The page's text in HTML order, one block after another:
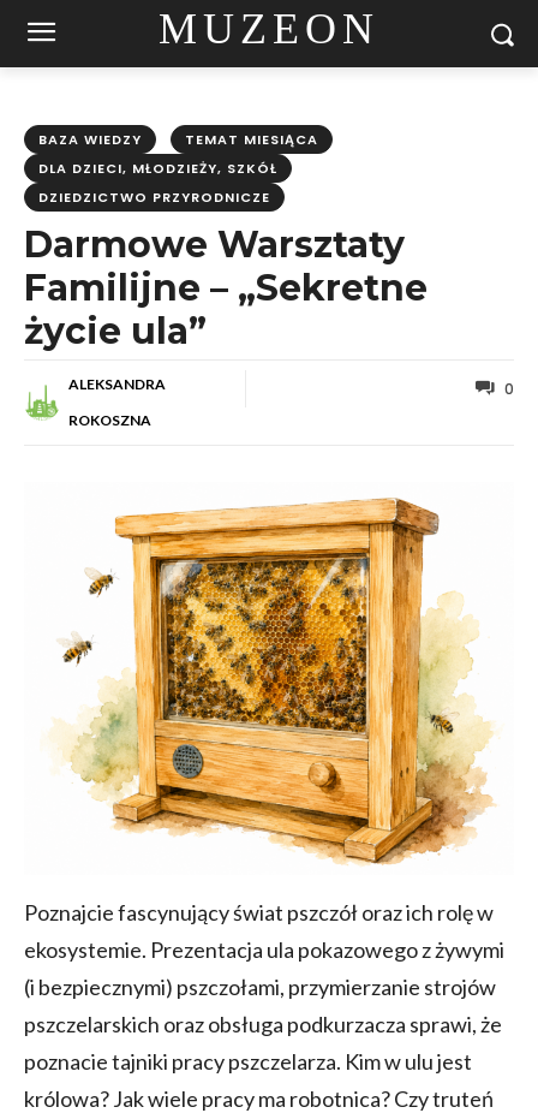
MUZEON
BAZA WIEDZY
TEMAT MIESIĄCA
DLA DZIECI, MŁODZIEŻY, SZKÓŁ
DZIEDZICTWO PRZYRODNICZE
Darmowe Warsztaty
Familijne – „Sekretne
życie ula”
ALEKSANDRA
ROKOSZNA
0
Poznajcie fascynujący świat pszczół oraz ich rolę w
ekosystemie. Prezentacja ula pokazowego z żywymi
(i bezpiecznymi) pszczołami, przymierzanie strojów
pszczelarskich oraz obsługa podkurzacza sprawi, że
poznacie tajniki pracy pszczelarza. Kim w ulu jest
królowa? Jak wiele pracy ma robotnica? Czy truteń